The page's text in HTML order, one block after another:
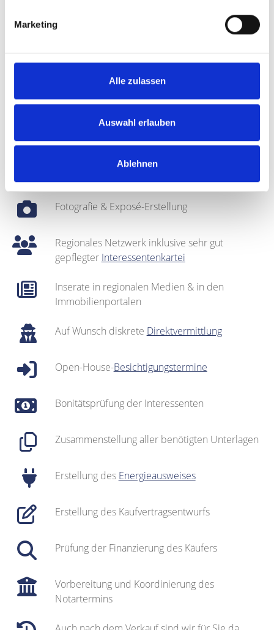
Marketing
Alle zulassen
Auswahl erlauben
Ablehnen
München
Immobilienbewertung
FachmännischeVermarktung
Bei Bedarf: optische Auffrischung des Objekts
Fotografie & Exposé-Erstellung
Regionales Netzwerk inklusive sehr gut
gepflegter Interessentenkartei
Inserate in regionalen Medien & in den
Immobilienportalen
Auf Wunsch diskrete Direktvermittlung
Open-House-Besichtigungstermine
Bonitätsprüfung der Interessenten
Zusammenstellung aller benötigten Unterlagen
Erstellung des Energieausweises
Erstellung des Kaufvertragsentwurfs
Prüfung der Finanzierung des Käufers
Vorbereitung und Koordinierung des
Notartermins